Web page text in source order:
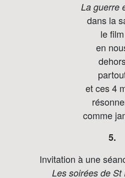
La guerre
dans la
le film
en
et ces 4
comme
5.
Invitation à une
Les soirées de St